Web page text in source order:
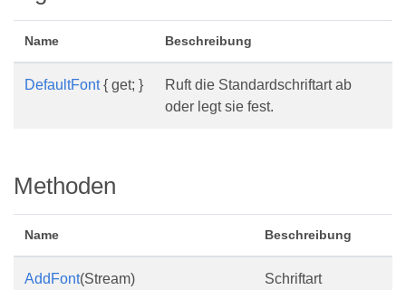
Name Beschreibung
DefaultFont{ get; }
Ruft die Standardschriftart ab
oder legt sie fest.
Methoden
Name Beschreibung
AddFont(Stream)
Schriftart